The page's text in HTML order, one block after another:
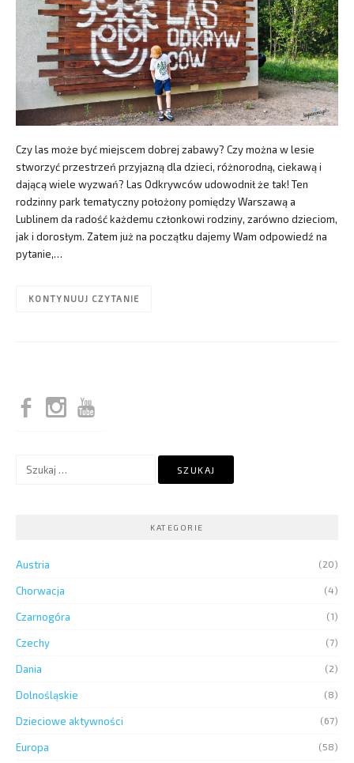
Czy las może być miejscem dobrej zabawy? Czy można w lesie
stworzyć przestrzeń przyjazną dla dzieci, różnorodną, ciekawą i
dającą wiele wyzwań? Las Odkrywców udowodnił że tak! Ten
rodzinny park tematyczny położony pomiędzy Warszawą a
Lublinem da radość każdemu członkowi rodziny, zarówno dzieciom,
jak i dorosłym. Zatem już na początku dajemy Wam odpowiedź na
pytanie,…
KONTYNUUJ CZYTANIE
KATEGORIE
Austria (20)
Chorwacja (4)
Czarnogóra (1)
Czechy (7)
Dania (2)
Dolnośląskie (8)
Dzieciowe aktywności (67)
Europa (58)